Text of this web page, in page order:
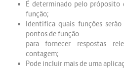
É determinado pelo
função;
Identifica quais funções
pontos de função
para fornecer respostas
contagem;
Pode incluir mais de uma